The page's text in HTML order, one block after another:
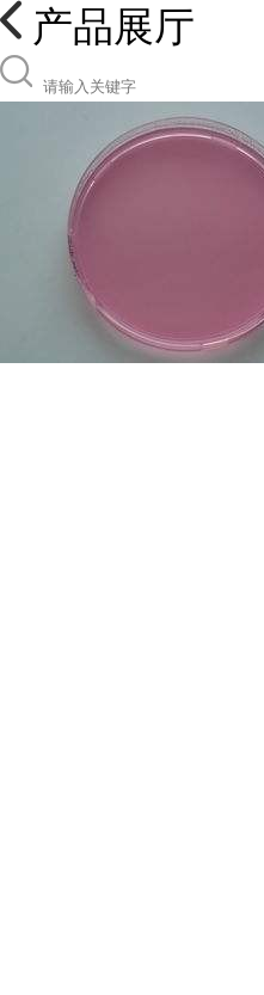
产品展厅